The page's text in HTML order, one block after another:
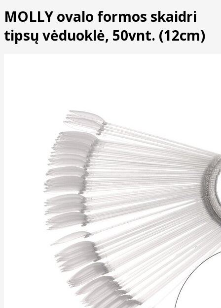
MOLLY ovalo formos skaidri
tipsų vėduoklė, 50vnt. (12cm)